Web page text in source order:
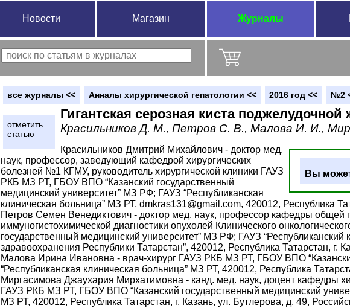
Новости Магазин Журналы
вce журналы << Анналы хирургической гепатологии << 2016 год << №2
отметить
статью
Гигантская серозная киста
Красильников Д. М., Петров С. В., Малова И. И.,
Вы
Красильников Дмитрий Михайлович - доктор мед.
наук, профессор, заведующий кафедрой хирургических
болезней №1 КГМУ, руководитель хирургической клиники ГАУЗ
РКБ МЗ РТ, ГБОУ ВПО “Казанский государственный
медицинский университет” МЗ РФ; ГАУЗ “Республиканская
клиническая больница” МЗ РТ, dmkras131@gmail.com, 420012, Республика
Петров Семен Венедиктович - доктор мед. наук, профессор кафедры общей
иммуногистохимической диагностики опухолей Клинического
государственный медицинский университет” МЗ РФ; ГАУЗ “Республиканский
здравоохранения Республики Татарстан”, 420012, Республика Татарстан, г.
Малова Ирина Ивановна - врач-хирург ГАУЗ РКБ МЗ РТ, ГБОУ ВПО
“Республиканская клиническая больница” МЗ РТ, 420012, Республика
Миргасимова Джаухария Мирхатимовна - канд. мед. наук, доцент кафедры
ГАУЗ РКБ МЗ РТ, ГБОУ ВПО “Казанский государственный медицинский
МЗ РТ, 420012, Республика Татарстан, г. Казань, ул. Бутлерова, д. 49,